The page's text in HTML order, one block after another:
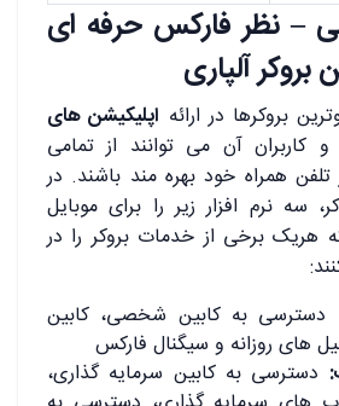
– نظر فارکس حرفه ای
بروکر آلپاری
بروکرها در ارائه اپلیکیشن های
آن می توانند از تمامی
تلفن همراه خود بهره مند باشند. در
سه نرم افزار زیر را برای موبایل
هریک برخی از خدمات بروکر را در
دسترسی به کابین شخصی، کابین
های روزانه و سیگنال فارکس
دسترسی به کابین سرمایه گذاری،